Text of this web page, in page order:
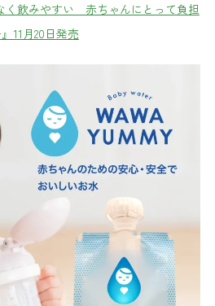
く飲みやすい 赤ちゃんにとって負担
11月20日発売